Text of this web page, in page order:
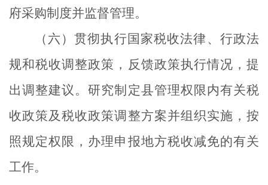
府采购制度并监督管理。
（六）贯彻执行国家税收法律、行政法
规和税收调整政策，反馈政策执行情况，提
出调整建议。研究制定县管理权限内有关税
收政策及税收政策调整方案并组织实施，按
照规定权限，办理申报地方税收减免的有关
工作。